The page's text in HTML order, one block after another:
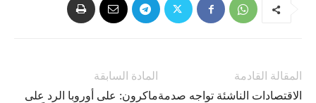
المادة السابقة
ماكرون: على أوروبا الرد على
المقالة القادمة
الاقتصادات الناشئة تواجه صدمة